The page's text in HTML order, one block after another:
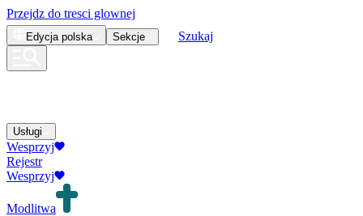
Przejdz do tresci glownej
Edycja polska Sekcje Szukaj
Usługi
Wesprzyj
Rejestr
Wesprzyj
Modlitwa